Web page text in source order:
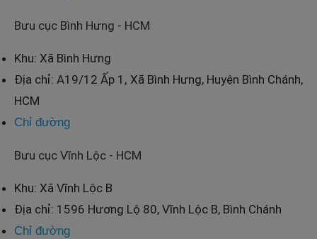
Bưu cục Bình Hưng - HCM
Khu: Xã Bình Hưng
Địa chỉ: A19/12 Ấp 1, Xã Bình Hưng, Huyện Bình Chánh,
HCM
Chỉ đường
Bưu cục Vĩnh Lộc - HCM
Khu: Xã Vĩnh Lộc B
Địa chỉ: 1596 Hương Lộ 80, Vĩnh Lộc B, Bình Chánh
Chỉ đường